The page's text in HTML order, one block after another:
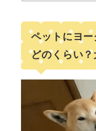
ペットにヨ
どのくらい